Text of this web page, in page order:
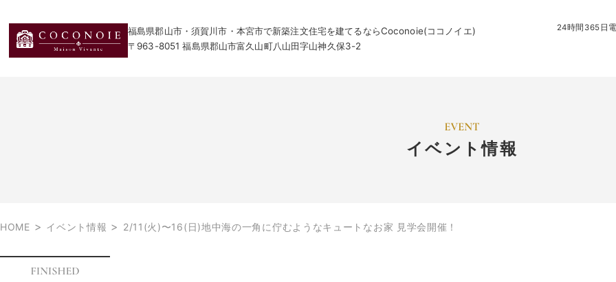
福島県郡山市・須賀川市・本宮市で新築注文住宅を建てるならCoconoie(ココノイエ)
〒963-8051 福島県郡山市富久山町八山田字山神久保3-2
24時間365日
イベント情報
HOME > イベント情報 > 2/11(火)〜16(日)地中海の一角に佇むようなキュートなお家 見学会開催！